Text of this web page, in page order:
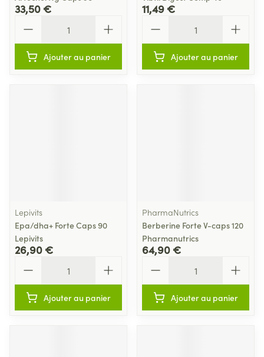
33,50 €
Ajouter au panier
11,49 €
Ajouter au panier
Lepivits
Epa/dha+ Forte Caps 90
Lepivits
26,90 €
Ajouter au panier
PharmaNutrics
Berberine Forte V-caps 120
Pharmanutrics
64,90 €
Ajouter au panier